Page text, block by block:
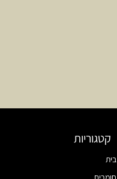
קטגוריות
בית